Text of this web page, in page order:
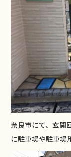
奈良市にて、玄関
に駐車場や駐車場